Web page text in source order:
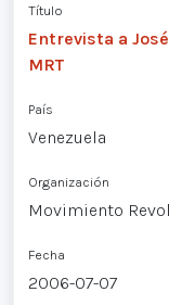
Título
Entrevista a
MRT
País
Venezuela
Organización
Movimiento
Fecha
2006-07-07